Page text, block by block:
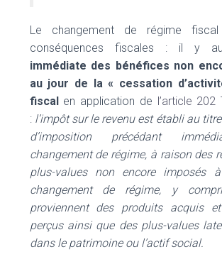
Le changement de régime
conséquences fiscales : il y
immédiate des bénéfices non
au jour de la « cessation
fiscalen application de l’article
: l’impôt sur le revenu est établi au
d’imposition précédant
changement de régime, à raison des
plus-values non encore imposés
changement de régime, y
proviennent des produits acquis
perçus ainsi que des plus-values
dans le patrimoine ou l’actif social.